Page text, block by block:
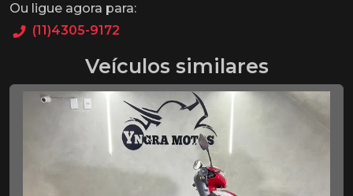
Ou ligue agora para:
(11)4305-9172
Veículos similares